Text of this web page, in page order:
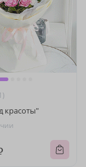
красоты"